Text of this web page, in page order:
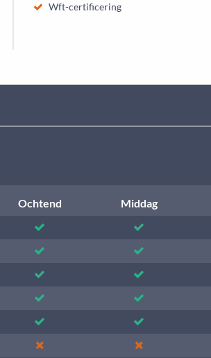
Wft-certificering
Ochtend Middag